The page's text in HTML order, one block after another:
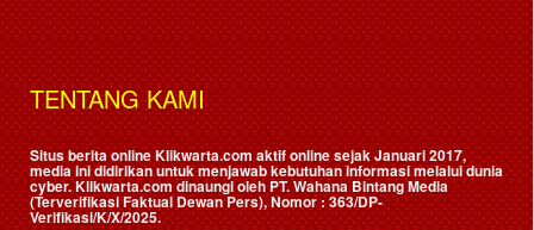
TENTANG KAMI
Situs berita online Klikwarta.com aktif online sejak Januari 2017,
media ini didirikan untuk menjawab kebutuhan informasi melalui dunia
cyber. Klikwarta.com dinaungi oleh PT. Wahana Bintang Media
(Terverifikasi Faktual Dewan Pers), Nomor : 363/DP-
Verifikasi/K/X/2025.